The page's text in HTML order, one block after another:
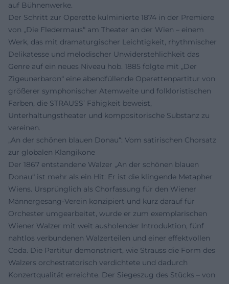
auf Bühnenwerke.
Der Schritt zur Operette kulminierte 1874 in der Premiere
von „Die Fledermaus“ am Theater an der Wien – einem
Werk, das mit dramaturgischer Leichtigkeit, rhythmischer
Delikatesse und melodischer Unwiderstehlichkeit das
Genre auf ein neues Niveau hob. 1885 folgte mit „Der
Zigeunerbaron“ eine abendfüllende Operettenpartitur von
größerer symphonischer Atemweite und folkloristischen
Farben, die STRAUSS’ Fähigkeit beweist,
Unterhaltungstheater und kompositorische Substanz zu
vereinen.
„An der schönen blauen Donau“: Vom satirischen Chorsatz
zur globalen Klangikone
Der 1867 entstandene Walzer „An der schönen blauen
Donau“ ist mehr als ein Hit: Er ist die klingende Metapher
Wiens. Ursprünglich als Chorfassung für den Wiener
Männergesang-Verein konzipiert und kurz darauf für
Orchester umgearbeitet, wurde er zum exemplarischen
Wiener Walzer mit weit ausholender Introduktion, fünf
nahtlos verbundenen Walzerteilen und einer effektvollen
Coda. Die Partitur demonstriert, wie Strauss die Form des
Walzers orchestratorisch verdichtete und dadurch
Konzertqualität erreichte. Der Siegeszug des Stücks – von